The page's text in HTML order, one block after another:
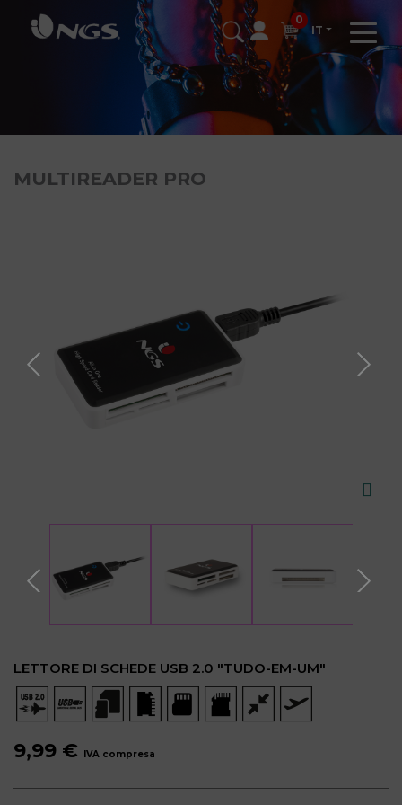
0
IT
MULTIREADER PRO
LETTORE DI SCHEDE USB 2.0 "TUDO-EM-UM"
9,99 € IVA compresa